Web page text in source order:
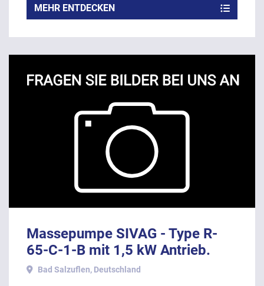
MEHR ENTDECKEN
Massepumpe SIVAG - Type R-
65-C-1-B mit 1,5 kW Antrieb.
Bad Salzuflen, Deutschland